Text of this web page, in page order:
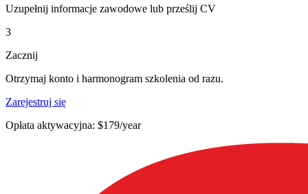
Uzupełnij informacje zawodowe lub prześlij CV
3
Zacznij
Otrzymaj konto i harmonogram szkolenia od razu.
Zarejestruj się
Opłata aktywacyjna: $179/year